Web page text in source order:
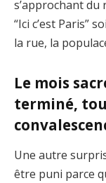
s’approchant du
“Ici c’est Paris”
la rue, la
Le mois
terminé,
Une autre
être puni parce